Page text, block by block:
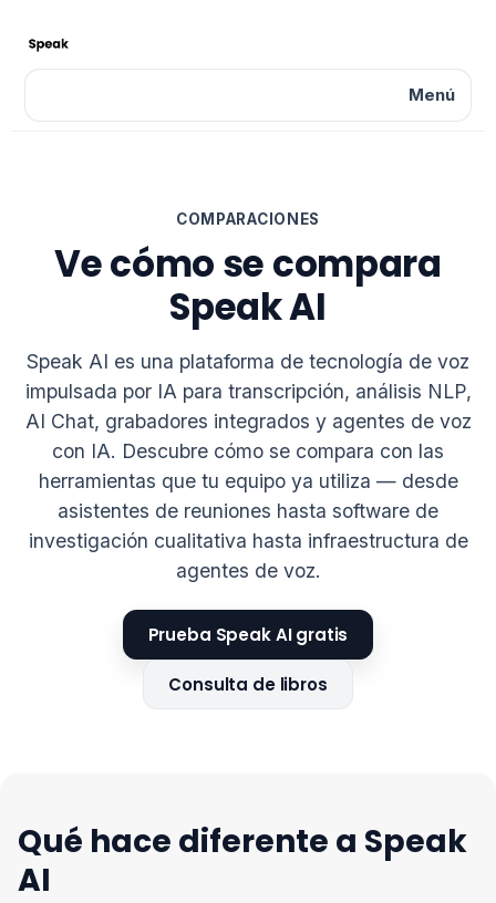
Menú
COMPARACIONES
Ve cómo se compara
Speak AI
Speak AI es una plataforma de tecnología de voz
impulsada por IA para transcripción, análisis NLP,
AI Chat, grabadores integrados y agentes de voz
con IA. Descubre cómo se compara con las
herramientas que tu equipo ya utiliza — desde
asistentes de reuniones hasta software de
investigación cualitativa hasta infraestructura de
agentes de voz.
Prueba Speak AI gratis
Consulta de libros
Qué hace diferente a Speak
AI